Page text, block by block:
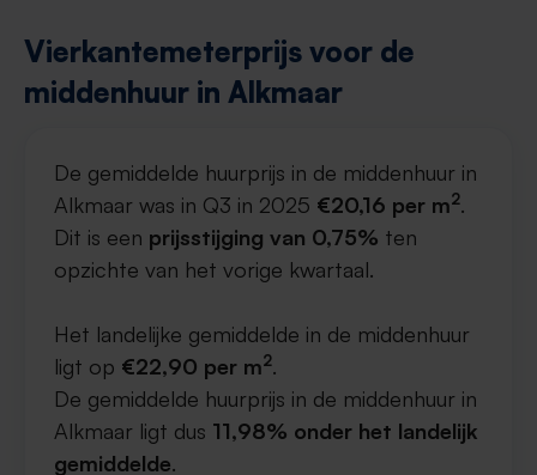
Vierkantemeterprijs voor de
middenhuur in Alkmaar
De gemiddelde huurprijs in de middenhuur in
Alkmaar was in Q3 in 2025 €20,16 per m2.
Dit is een prijsstijging van 0,75% ten
opzichte van het vorige kwartaal.
Het landelijke gemiddelde in de middenhuur
ligt op €22,90 per m2.
De gemiddelde huurprijs in de middenhuur in
Alkmaar ligt dus 11,98% onder het landelijk
gemiddelde.